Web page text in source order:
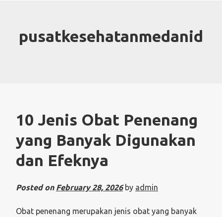
pusatkesehatanmedanid
10 Jenis Obat Penenang
yang Banyak Digunakan
dan Efeknya
Posted on February 28, 2026by admin
Obat penenang merupakan jenis obat yang banyak